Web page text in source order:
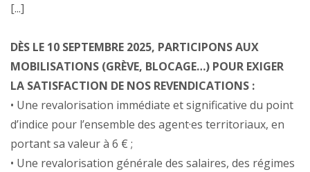
[...]
DÈS LE 10 SEPTEMBRE 2025, PARTICIPONS AUX
MOBILISATIONS (GRÈVE, BLOCAGE…) POUR EXIGER
LA SATISFACTION DE NOS REVENDICATIONS :
• Une revalorisation immédiate et significative du point
d’indice pour l’ensemble des agent·es territoriaux, en
portant sa valeur à 6 € ;
• Une revalorisation générale des salaires, des régimes